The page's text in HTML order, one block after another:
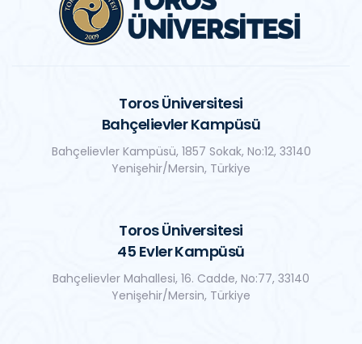
Toros Üniversitesi
Bahçelievler Kampüsü
Bahçelievler Kampüsü, 1857 Sokak, No:12, 33140
Yenişehir/Mersin, Türkiye
Toros Üniversitesi
45 Evler Kampüsü
Bahçelievler Mahallesi, 16. Cadde, No:77, 33140
Yenişehir/Mersin, Türkiye